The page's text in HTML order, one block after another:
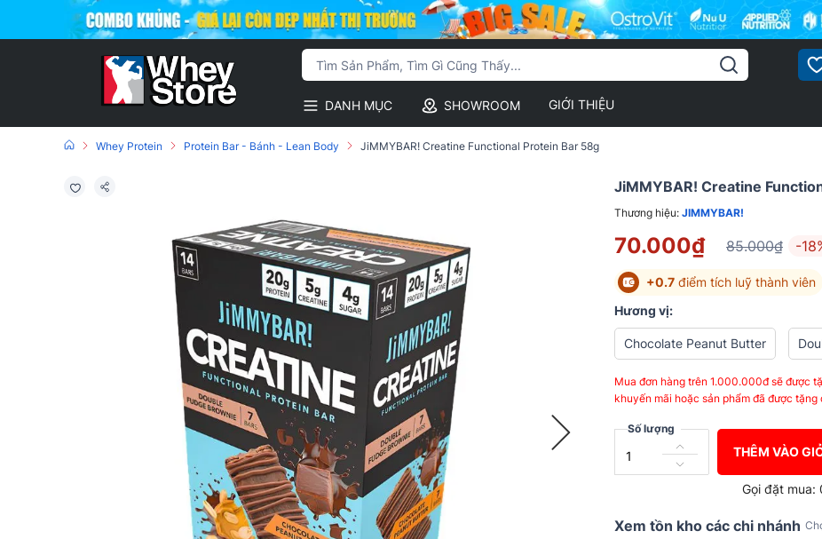
DANH MỤC SHOWROOM GIỚI THIỆU
Whey Protein Protein Bar - Bánh - Lean Body JiMMYBAR! Creatine Functional Protein Bar 58g
JiMMYBAR! Creatine
Thương hiệu: JIMMYBAR!
70.000₫ 85.000₫ -
+0.7 điểm tích luỹ thành viên
Hương vị:
Chocolate Peanut Butter
Mua đơn hàng trên 1.000.000đ sẽ được
khuyến mãi hoặc sản phẩm đã được tặng
Số lượng
THÊM VÀO
Gọi đặt
Xem tồn kho các chi nhánh